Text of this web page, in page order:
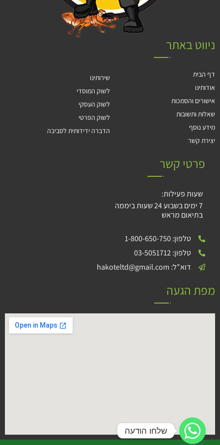
ניווט באתר
דף הבית
אודותינו
אישורים והסמכות
שאלות ותשובות
מידע נוסף
יצירת קשר
שירותינו
לשוק המוסדי
לשוק העסקי
לשוק הפרטי
הדברה ידידותית לסביבה
פרטי קשר
שעות פעילות:
7 ימים בשבוע 24 שעות ביממה
בתיאום מראש
טלפון: 1-800-650-750
טלפון: 03-5051712
דוא"ל: hakoteltd@gmail.com
מפת הגעה
שלחו הודעה